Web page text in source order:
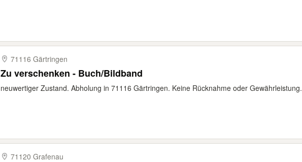
71116 Gärtringen
Zu verschenken - Buch/Bildband
neuwertiger Zustand. Abholung in 71116 Gärtringen. Keine Rücknahme oder Gewährleistung.
71120 Grafenau